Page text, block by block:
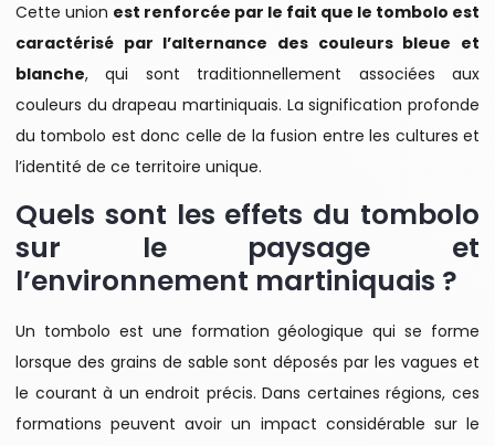
Cette union est renforcée par le fait que le tombolo est
caractérisé par l’alternance des couleurs bleue et
blanche, qui sont traditionnellement associées aux
couleurs du drapeau martiniquais. La signification profonde
du tombolo est donc celle de la fusion entre les cultures et
l’identité de ce territoire unique.
Quels sont les effets du tombolo
sur le paysage et
l’environnement martiniquais ?
Un tombolo est une formation géologique qui se forme
lorsque des grains de sable sont déposés par les vagues et
le courant à un endroit précis. Dans certaines régions, ces
formations peuvent avoir un impact considérable sur le